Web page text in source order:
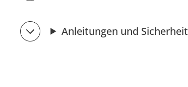
Anleitungen und Sicherheit